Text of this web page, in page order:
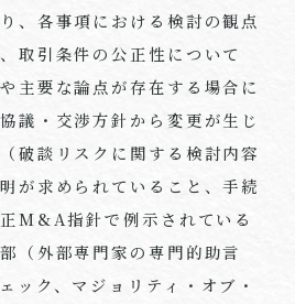
、各事項における検討の観点
取引条件の公正性について
主要な論点が存在する場合に
議・交渉方針から変更が生じ
破談リスクに関する検討内容
が求められていること、手続
M&A指針で例示されている
（外部専門家の専門的助言
ック、マジョリティ・オブ・